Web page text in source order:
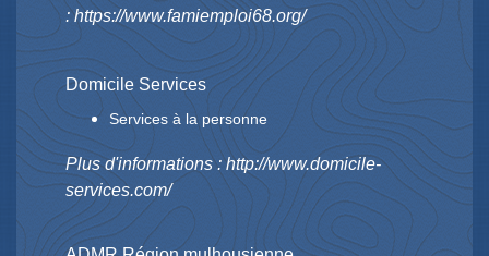
: https://www.famiemploi68.org/
Domicile Services
Services à la personne
Plus d'informations : http://www.domicile-
services.com/